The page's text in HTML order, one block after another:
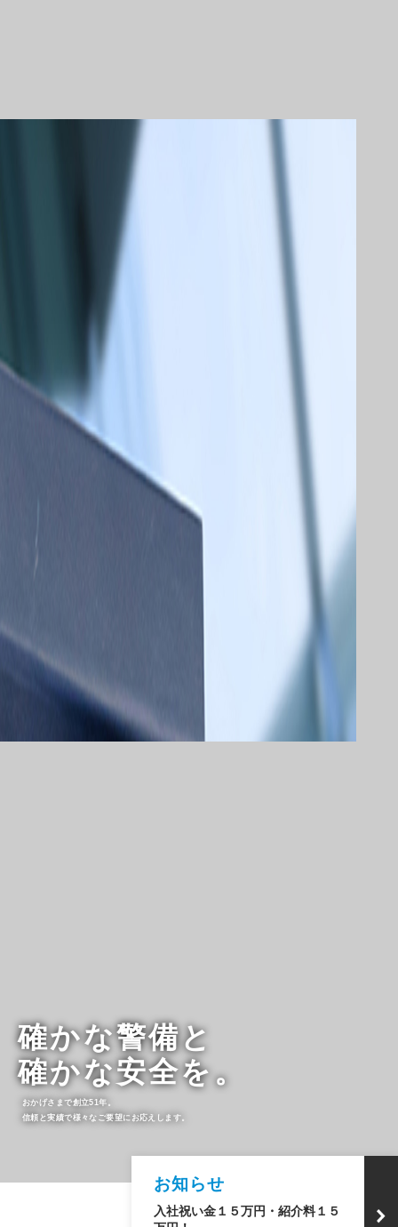
確かな警備と
確かな安全を。
おかげさまで創立51年。
信頼と実績で様々なご要望にお応えします。
お知らせ
入社祝い金１５万円・紹介料１５